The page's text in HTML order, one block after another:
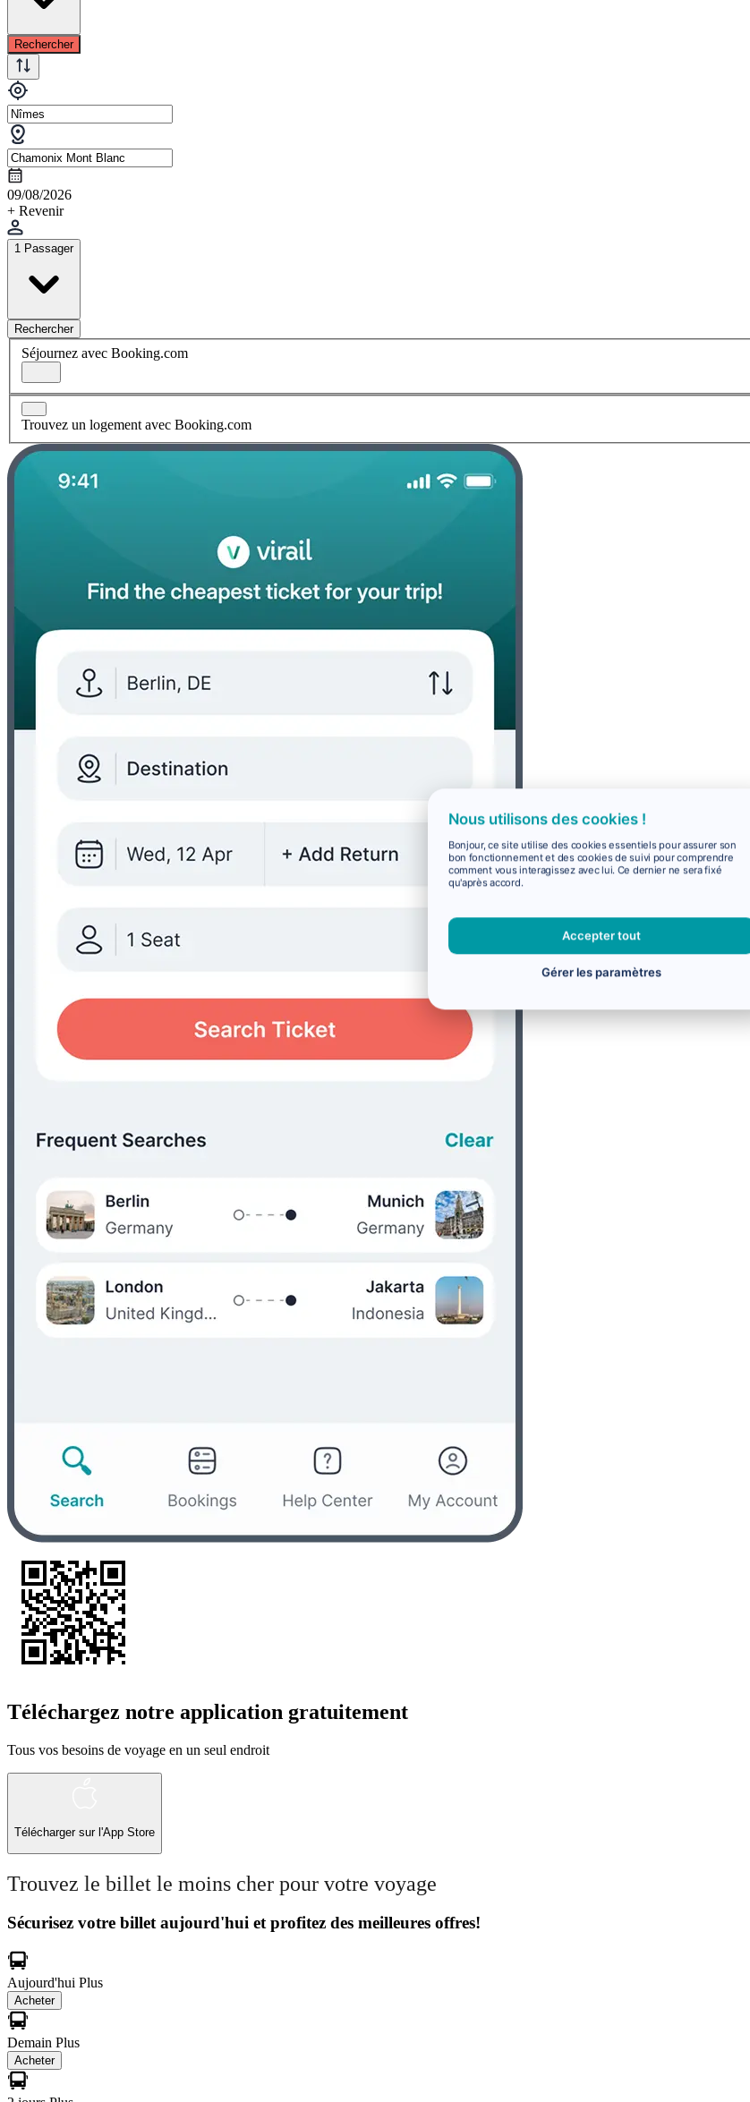
Rechercher
09/08/2026
+ Revenir
1 Passager
Rechercher
Séjournez avec Booking.com
Trouvez un logement avec Booking.com
Téléchargez notre application gratuitement
Tous vos besoins de voyage en un seul endroit
Télécharger sur l'App Store
Trouvez le billet le moins cher pour votre voyage
Sécurisez votre billet aujourd'hui et profitez des meilleures offres!
Aujourd'hui Plus
Acheter
Demain Plus
Acheter
Nous utilisons des cookies !
Bonjour, ce site utilise des cookies essentiels pour assurer son
bon fonctionnement et des cookies de suivi pour comprendre
comment vous interagissez avec lui. Ce dernier ne sera fixé
qu'après accord.
Accepter tout
Gérer les paramètres